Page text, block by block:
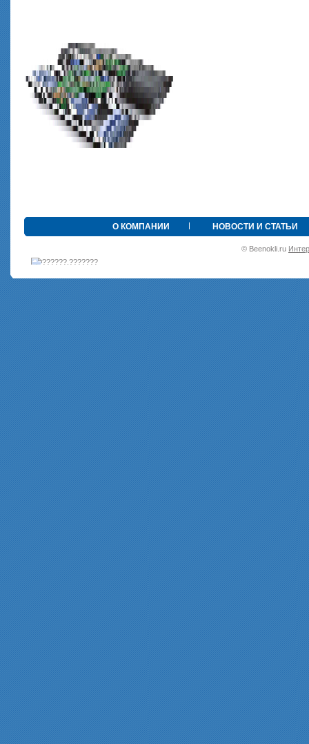
О КОМПАНИИ НОВОСТИ И СТАТЬИ
© Beenokli.ru
•